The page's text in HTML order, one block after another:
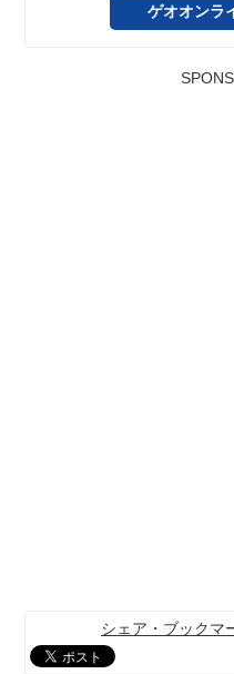
ゲオオンラ
シェア・ブックマ